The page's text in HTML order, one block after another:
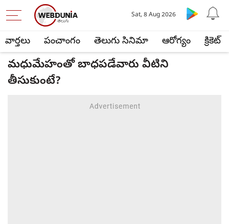
వార్తలు పంచాంగం తెలుగు సినిమా ఆరోగ్యం క్రికెట్
Sat, 8 Aug 2026
మధుమేహంతో బాధపడేవారు వీటిని
తీసుకుంటే?